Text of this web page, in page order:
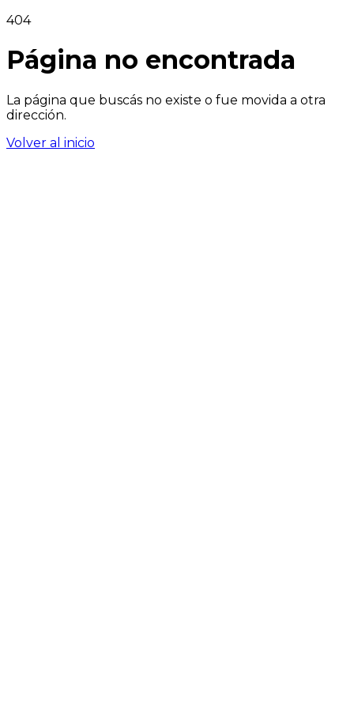
404
Página no encontrada
La página que buscás no existe o fue movida a otra
dirección.
Volver al inicio